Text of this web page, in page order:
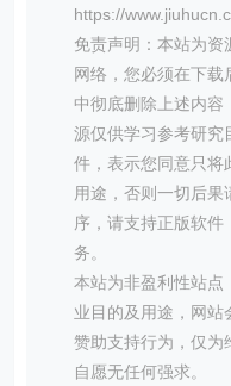
https://
免责声明：本站为资
网络，您必须在下
中彻底删除上述内容
源仅供学习参考研究
件，表示您同意只将
用途，否则一切后果
序，请支持正版软件
务。
本站为非盈利性站点
业目的及用途，网站
赞助支持行为，仅为
自愿无任何强求。